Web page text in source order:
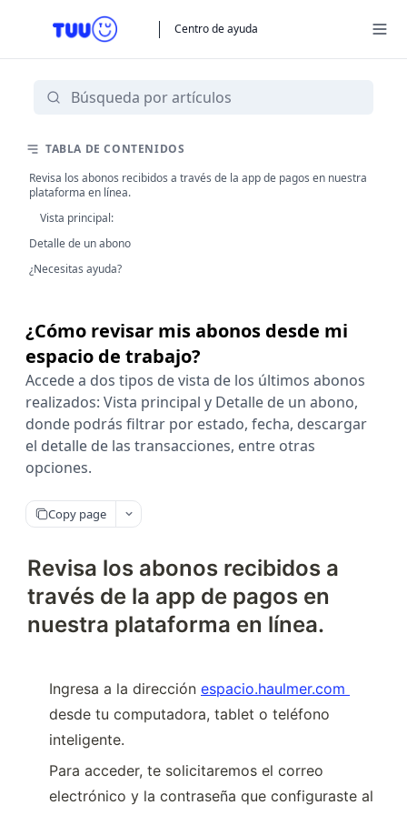
Centro de ayuda
¿Cómo revisar mis abonos desde mi
espacio de trabajo?
Accede a dos tipos de vista de los últimos abonos
realizados: Vista principal y Detalle de un abono,
donde podrás filtrar por estado, fecha, descargar
el detalle de las transacciones, entre otras
opciones.
Copy page
Revisa los abonos recibidos a
través de la app de pagos en
nuestra plataforma en línea.
Ingresa a la dirección
desde tu computadora, tablet o teléfono
inteligente.
Para acceder, te solicitaremos el correo
electrónico y la contraseña que configuraste al
TABLA DE CONTENIDOS
Revisa los abonos recibidos a través de la app de pagos en nuestra
plataforma en línea.
Vista principal:
Detalle de un abono
¿Necesitas ayuda?